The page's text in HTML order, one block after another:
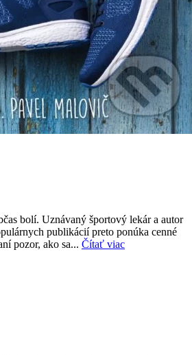
bolí. Uznávaný športový lekár a autor
publikácií preto ponúka cenné
pozor, ako sa... Čítať viac